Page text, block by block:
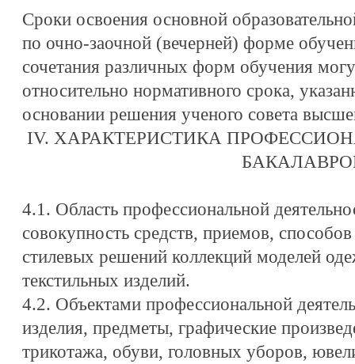
Сроки освоения основной
по очно-заочной (вечерней) форме
сочетания различных форм обучения
относительно нормативного срока,
основании решения ученого совета
IV. ХАРАКТЕРИСТИКА
4.1. Область профессиональной
совокупность средств, приемов,
стилевых решений коллекций моделей
текстильных изделий.
4.2. Объектами профессиональной
изделия, предметы, графические
трикотажа, обуви, головных уборов,